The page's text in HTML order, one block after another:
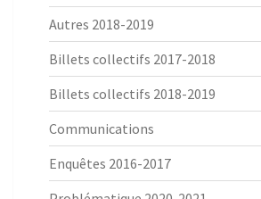
Autres 2018-2019
Billets collectifs 2017-2018
Billets collectifs 2018-2019
Communications
Enquêtes 2016-2017